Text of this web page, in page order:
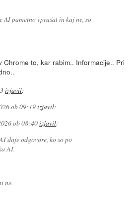
AI pametno vprašat in kaj ne, so
Chrome to, kar rabim.. Informacije.. Pri
izjavil:
ob 09:19izjavil:
ob 08:40izjavil:
daje odgovore, ko so po
AI.
ne.